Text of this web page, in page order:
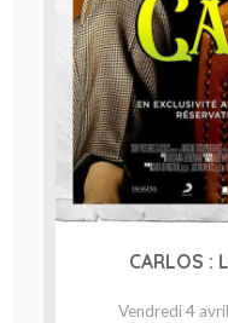
CARLOS :
Vendredi 4